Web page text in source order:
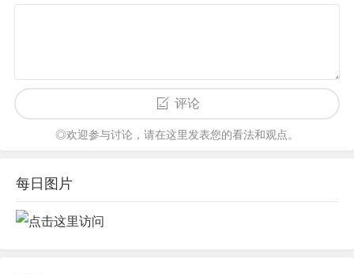
评论
◎欢迎参与讨论，请在这里发表您的看法和观点。
每日图片